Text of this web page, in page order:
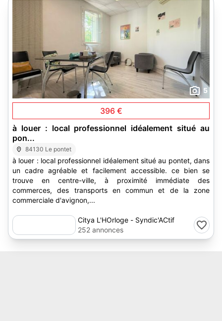
5
396 €
à louer : local professionnel idéalement situé au
pon...
84130 Le pontet
à louer : local professionnel idéalement situé au pontet, dans
un cadre agréable et facilement accessible. ce bien se
trouve en centre-ville, à proximité immédiate des
commerces, des transports en commun et de la zone
commerciale d'avignon,...
Citya L'HOrloge - Syndic'ACtif
252 annonces